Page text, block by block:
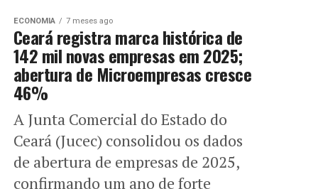
ECONOMIA 7 meses ago
Ceará registra marca histórica de
142 mil novas empresas em 2025;
abertura de Microempresas cresce
46%
A Junta Comercial do Estado do
Ceará (Jucec) consolidou os dados
de abertura de empresas de 2025,
confirmando um ano de forte